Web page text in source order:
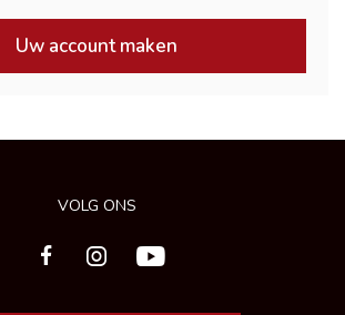
Uw account maken
VOLG ONS